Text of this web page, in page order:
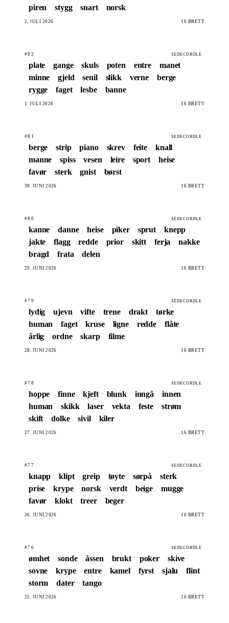
piren
stygg snart norsk
2. JULI 2026 16 BRETT
#82 SEDECORDLE
plate gange skuls poten entre
manet
minne
gjeld senil slikk verne
berge
rygge
faget lesbe banne
1. JULI 2026 16 BRETT
#81 SEDECORDLE
berge strip piano skrev feite
knall
manne
spiss vesen leire sport
heise
favør
sterk gnist børst
30. JUNI 2026 16 BRETT
#80 SEDECORDLE
kanne danne heise piker sprut
knepp
jakte
flagg redde prior skitt ferja
nakke
bragd
frata delen
29. JUNI 2026 16 BRETT
#79 SEDECORDLE
lydig ujevn vifte trene drakt
tørke
human
faget kruse ligne redde
flåte
årlig
ordne skarp filme
28. JUNI 2026 16 BRETT
#78 SEDECORDLE
hoppe finne kjeft blunk inngå
innen
human
skikk laser vekta feste
strøm
skift
dolke sivil kiler
27. JUNI 2026 16 BRETT
#77 SEDECORDLE
knapp klipt greip tøyte sørpå
sterk
prise
krype norsk verdt beige
mugge
favør
klokt treer beger
26. JUNI 2026 16 BRETT
#76 SEDECORDLE
ømhet sonde åssen brukt poker
skive
sovne
krype entre kamel fyrst sjalu
flint
storm
dater tango
25. JUNI 2026 16 BRETT